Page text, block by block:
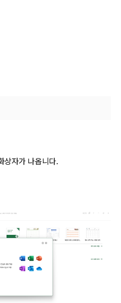
상자가 나옵니다.